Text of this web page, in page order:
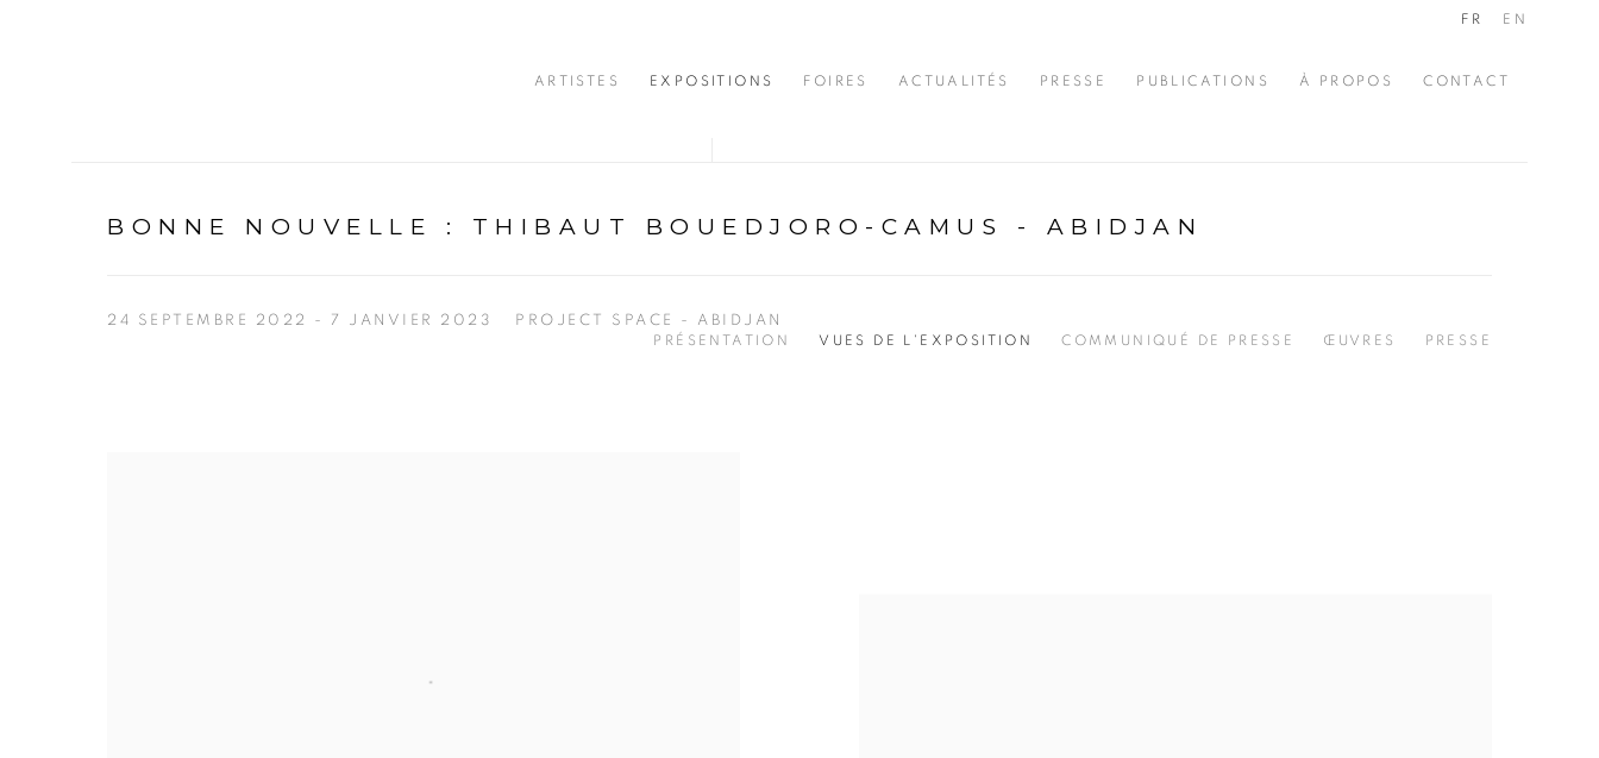
ARTISTES EXPOSITIONS FOIRES ACTUALITÉS PRESSE PUBLICATIONS À PROPOS CONTACT
FR EN
BONNE NOUVELLE : THIBAUT BOUEDJORO-CAMUS - ABIDJAN
24 SEPTEMBRE 2022 - 7 JANVIER 2023 PROJECT SPACE - ABIDJAN
PRÉSENTATION VUES DE L'EXPOSITION COMMUNIQUÉ DE PRESSE ŒUVRES PRESSE